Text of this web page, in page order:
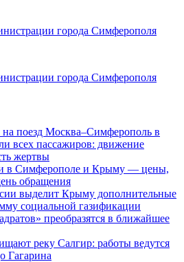
города Симферополя
города Симферополя
поезд Москва–Симферополь в
всех пассажиров: движение
жертвы
в Симферополе и Крыму — цены,
обращения
выделит Крыму дополнительные
социальной газификации
преобразятся в ближайшее
реку Салгир: работы ведутся
Гагарина